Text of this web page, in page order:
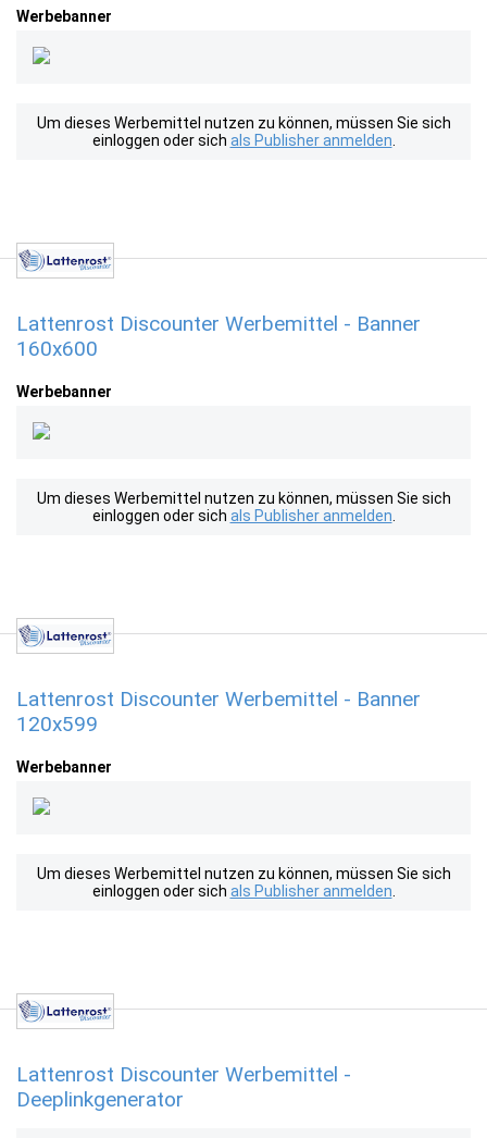
Werbebanner
Um dieses Werbemittel nutzen zu können, müssen Sie sich
einloggen oder sich als Publisher anmelden
Lattenrost Discounter Werbemittel - Banner
160x600
Werbebanner
Um dieses Werbemittel nutzen zu können, müssen Sie sich
einloggen oder sich als Publisher anmelden
Lattenrost Discounter Werbemittel - Banner
120x599
Werbebanner
Um dieses Werbemittel nutzen zu können, müssen Sie sich
einloggen oder sich als Publisher anmelden
Lattenrost Discounter Werbemittel -
Deeplinkgenerator